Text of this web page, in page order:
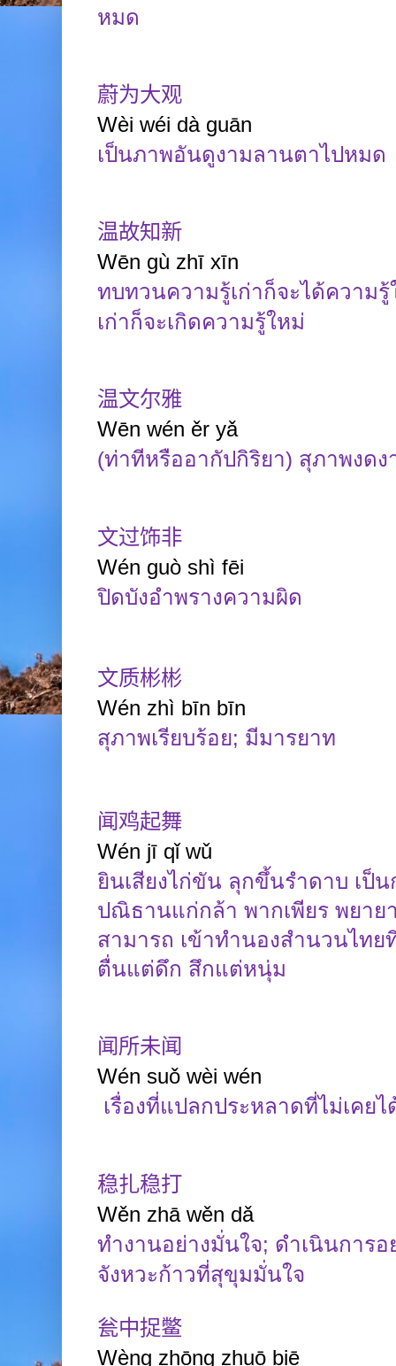
หมด
蔚为大观
Wèi wéi dà guān
เป็นภาพอันดูงามลานตาไปหมด
温故知新
Wēn gù zhī xīn
ทบทวนความรู้เก่าก็จะได้ความ
เก่าก็จะเกิดความรู้ใหม่
温文尔雅
Wēn wén ěr yǎ
(ท่าทีหรืออากัปกิริยา) สุภาพงด
文过饰非
Wén guò shì fēi
ปิดบังอำพรางความผิด
文质彬彬
Wén zhì bīn bīn
สุภาพเรียบร้อย; มีมารยาท
闻鸡起舞
Wén jī qǐ wǔ
ยินเสียงไก่ขัน ลุกขึ้นรำดาบ เป็
ปณิธานแก่กล้า พากเพียร พยาย
สามารถ เข้าทำนองสำนวนไท
ตื่นแต่ดึก สึกแต่หนุ่ม
闻所未闻
Wén suǒ wèi wén
เรื่องที่แปลกประหลาดที่ไม่เคย
稳扎稳打
Wěn zhā wěn dǎ
ทำงานอย่างมั่นใจ; ดำเนินการ
จังหวะก้าวที่สุขุมมั่นใจ
瓮中捉鳖
Wèng zhōng zhuō biē